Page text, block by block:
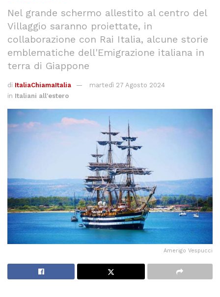
Nel grande schermo allestito al centro del
Villaggio saranno proiettate, in
collaborazione con Rai Italia, alcune storie
emblematiche dell'Emigrazione italiana in
terra di Giappone
di ItaliaChiamaItalia
martedì 27 Agosto 2024
in Italiani all'estero
Amerigo Vespucci